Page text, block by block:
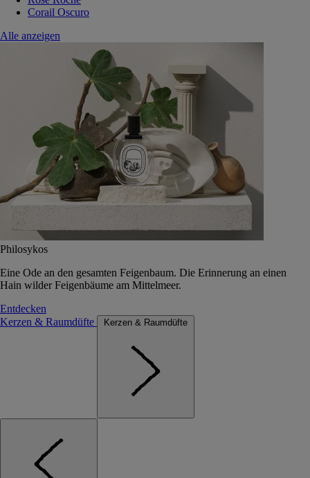
Corail Oscuro
Alle anzeigen
Philosykos
Eine Ode an den gesamten Feigenbaum. Die Erinnerung an einen
Hain wilder Feigenbäume am Mittelmeer.
Entdecken
Kerzen & Raumdüfte
Kerzen & Raumdüfte